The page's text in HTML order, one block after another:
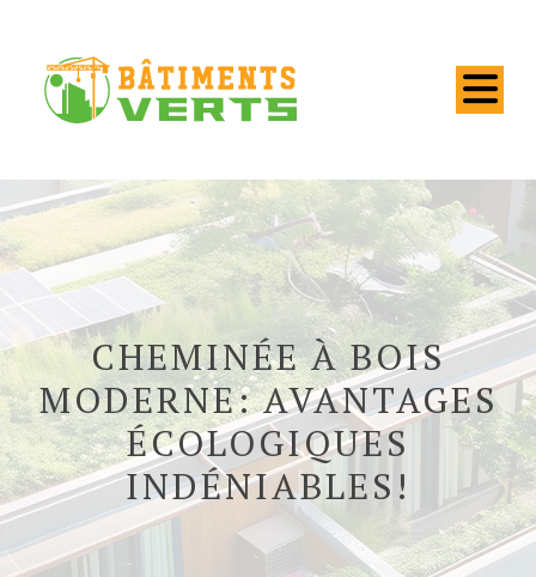
CHEMINÉE À BOIS
MODERNE: AVANTAGES
ÉCOLOGIQUES
INDÉNIABLES!